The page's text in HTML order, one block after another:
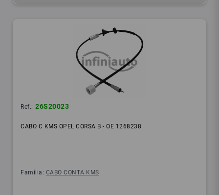
Ref.: 26S20023
CABO C KMS OPEL CORSA B - OE 1268238
Família: CABO CONTA KMS